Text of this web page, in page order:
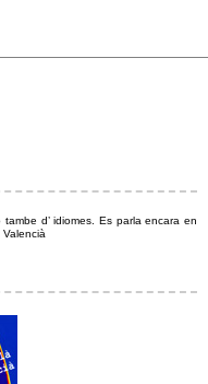
d’ idiomes. Es parla encara en